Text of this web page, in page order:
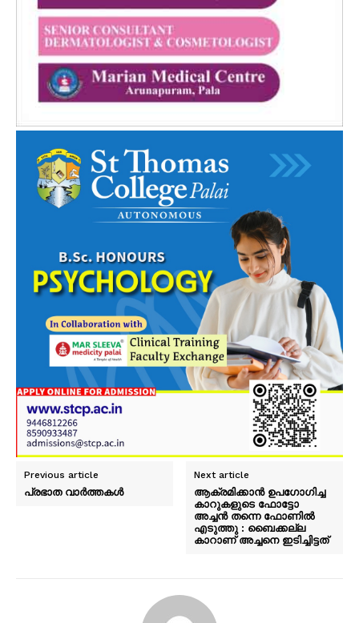
Previous article
പ്രഭാത വാർത്തകൾ
Next article
ആക്രമിക്കാൻ ഉപഗോഗിച്ച
കാറുകളുടെ ഫോട്ടോ
അച്ചൻ തന്നെ ഫോണിൽ
എടുത്തു : ബൈക്കല്ല
കാറാണ് അച്ചനെ ഇടിച്ചിട്ടത്